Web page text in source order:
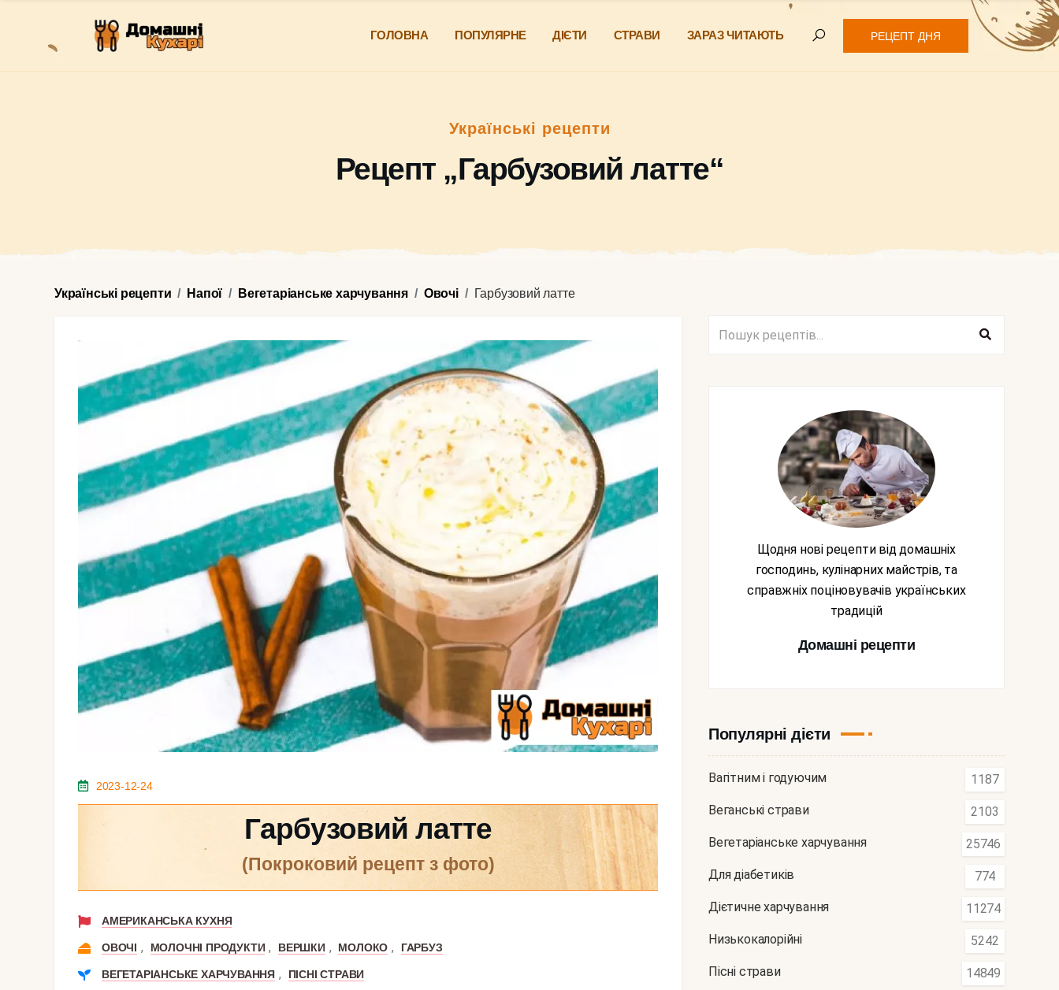
ГОЛОВНА ПОПУЛЯРНЕ ДІЄТИ СТРАВИ ЗАРАЗ ЧИТАЮТЬ РЕЦЕПТ ДНЯ
Українські рецепти
Рецепт „Гарбузовий латте“
Українські рецепти Напої Вегетаріанське харчування Овочі Гарбузовий латте
2023-12-24
Гарбузовий латте
(покроковий рецепт з фото)
АМЕРИКАНСЬКА КУХНЯ
ОВОЧІ , МОЛОЧНІ ПРОДУКТИ , ВЕРШКИ , МОЛОКО , ГАРБУЗ
ВЕГЕТАРІАНСЬКЕ ХАРЧУВАННЯ , ПІСНІ СТРАВИ
Щодня нові рецепти від домашніх
господинь, кулінарних майстрів, та
справжніх поціновувачів українських
традицій
Домашні рецепти
Популярні дієти
Вагітним і годуючим 1187
Веганські страви 2103
Вегетаріанське харчування 25746
Для діабетиків 774
Дієтичне харчування 11274
Низькокалорійні 5242
Пісні страви 14849